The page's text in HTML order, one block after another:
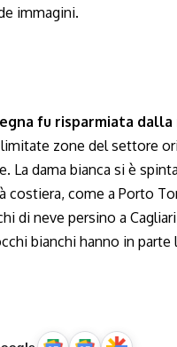
immagini.
fu risparmiata
zone del settore
dama bianca si è
come a Porto
di neve persino a
bianchi hanno in